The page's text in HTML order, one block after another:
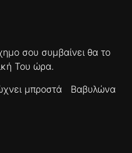
σου συμβαίνει θα το
Του ώρα.
μπροστά
Βαβυλώνα